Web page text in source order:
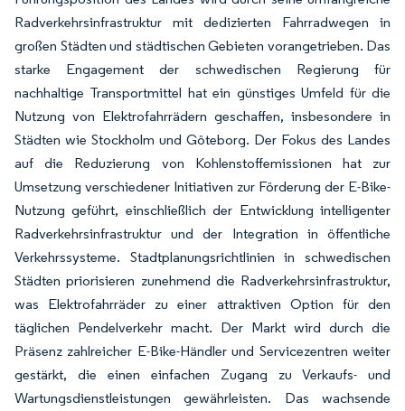
Radverkehrsinfrastruktur mit dedizierten Fahrradwegen in
großen Städten und städtischen Gebieten vorangetrieben. Das
starke Engagement der schwedischen Regierung für
nachhaltige Transportmittel hat ein günstiges Umfeld für die
Nutzung von Elektrofahrrädern geschaffen, insbesondere in
Städten wie Stockholm und Göteborg. Der Fokus des Landes
auf die Reduzierung von Kohlenstoffemissionen hat zur
Umsetzung verschiedener Initiativen zur Förderung der E-Bike-
Nutzung geführt, einschließlich der Entwicklung intelligenter
Radverkehrsinfrastruktur und der Integration in öffentliche
Verkehrssysteme. Stadtplanungsrichtlinien in schwedischen
Städten priorisieren zunehmend die Radverkehrsinfrastruktur,
was Elektrofahrräder zu einer attraktiven Option für den
täglichen Pendelverkehr macht. Der Markt wird durch die
Präsenz zahlreicher E-Bike-Händler und Servicezentren weiter
gestärkt, die einen einfachen Zugang zu Verkaufs- und
Wartungsdienstleistungen gewährleisten. Das wachsende